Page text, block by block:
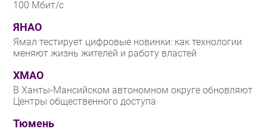
100 Мбит/с
ЯНАО
Ямал тестирует цифровые новинки: как технологии
меняют жизнь жителей и работу властей
ХМАО
В Ханты-Мансийском автономном округе обновляют
Центры общественного доступа
Тюмень